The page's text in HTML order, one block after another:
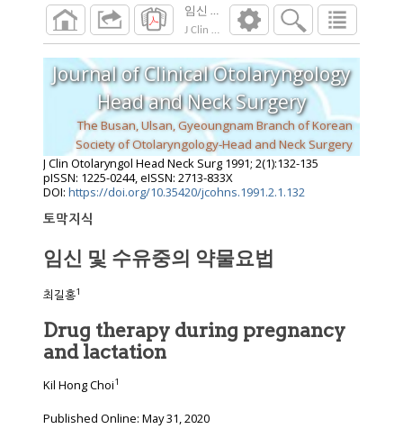
임신 및 수유중의 약물요법
J Clin Otolaryngol Head Neck Surg
1991
Journal of Clinical Otolaryngology
Head and Neck Surgery
The Busan, Ulsan, Gyeoungnam Branch of Korean
Society of Otolaryngology-Head and Neck Surgery
J Clin Otolaryngol Head Neck Surg 1991; 2(1):132-135
pISSN: 1225-0244, eISSN: 2713-833X
DOI: https://doi.org/10.35420/jcohns.1991.2.1.132
토막지식
임신 및 수유중의 약물요법
최길홍1
Drug therapy during pregnancy
and lactation
Kil Hong Choi1
Published Online: May 31, 2020